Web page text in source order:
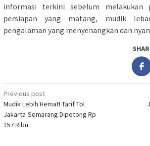
informasi terkini sebelum melakukan
persiapan yang matang, mudik
pengalaman yang menyenangkan dan
Post
navigation
Previous post
Mudik Lebih Hemat! Tarif Tol
Jakarta-Semarang Dipotong Rp
157 Ribu